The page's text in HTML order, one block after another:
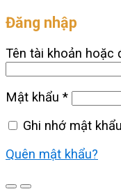
Đăng nhập
Tên tài khoản hoặc
Mật khẩu *
Ghi nhớ mật khẩu
Quên mật khẩu?